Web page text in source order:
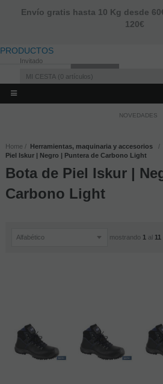
Envío gratis hasta 10 Kg desde
120€
Invitado
MI CESTA 0 artículos
NOVEDADES
PRODUCTOS
Home Herramientas, maquinaria y accesorios
Piel Iskur | Negro | Puntera de Carbono Light
Bota de Piel Iskur |
Carbono Light
mostrando 1 al 11